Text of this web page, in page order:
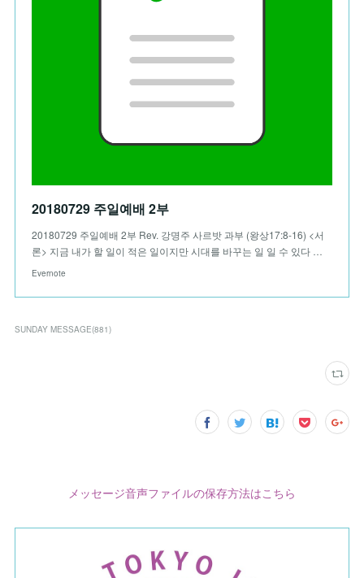
20180729 주일예배 2부
20180729 주일예배 2부 Rev. 강명주 사르밧 과부 (왕상17:8-16) <서
론> 지금 내가 할 일이 적은 일이지만 시대를 바꾸는 일 일 수 있다 …
Evernote
SUNDAY MESSAGE(881)
メッセージ音声ファイルの保存方法はこちら